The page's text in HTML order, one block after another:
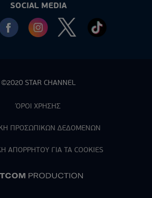
SOCIAL MEDIA
©2020 STAR CHANNEL
ΌΡΟΙ ΧΡΗΣΗΣ
ΠΡΟΣΩΠΙΚΩΝ ΔΕΔΟΜΕΝΩΝ
ΑΠΟΡPΗΤΟΥ ΓΙΑ ΤΑ COOKIES